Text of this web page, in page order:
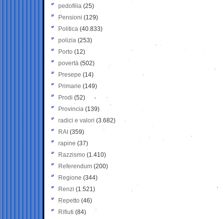
pedofilia (25)
Pensioni (129)
Politica (40.833)
polizia (253)
Porto (12)
povertà (502)
Presepe (14)
Primarie (149)
Prodi (52)
Provincia (139)
radici e valori (3.682)
RAI (359)
rapine (37)
Razzismo (1.410)
Referendum (200)
Regione (344)
Renzi (1.521)
Repetto (46)
Rifiuti (84)